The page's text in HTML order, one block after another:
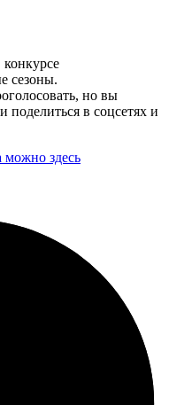
конкурсе
сезоны.
но вы
поделиться в соцсетях и
можно здесь